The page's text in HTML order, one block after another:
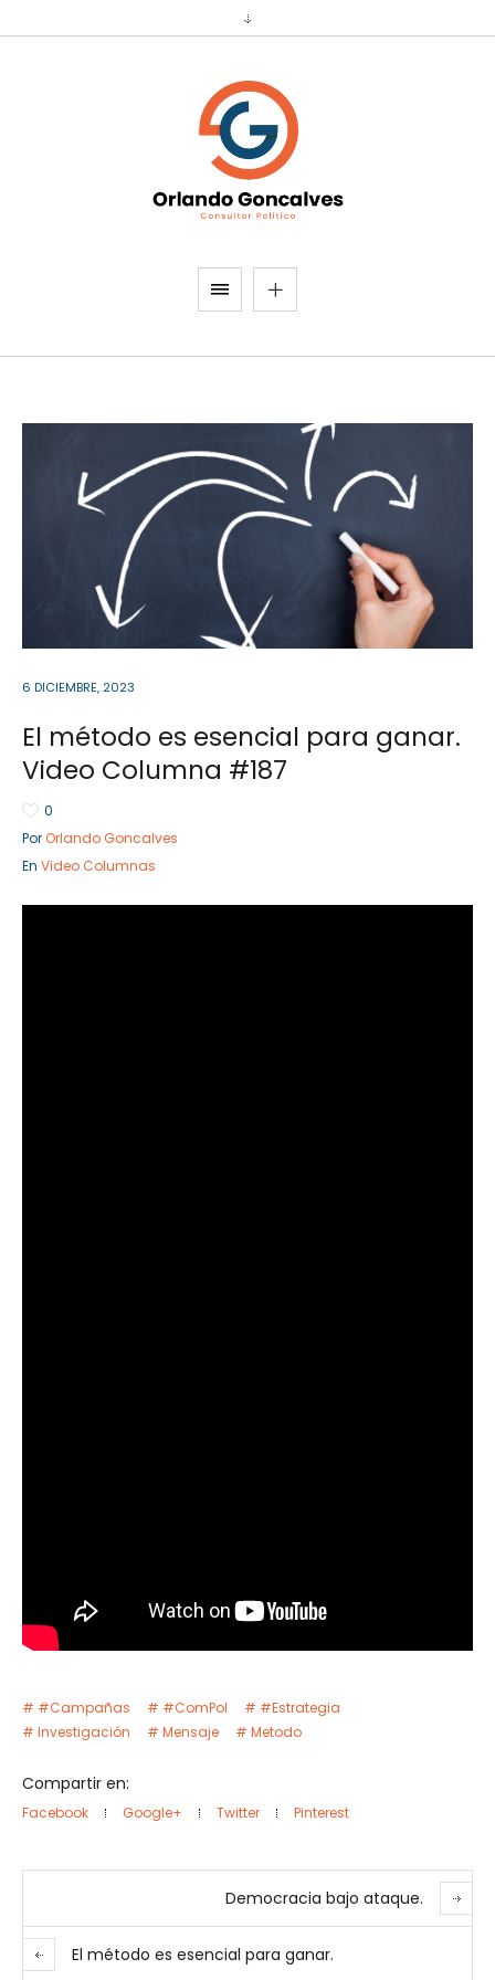
Sector Público Empresa Privada
6 DICIEMBRE, 2023
El método es esencial para ganar.
Video Columna #187
0
Por Orlando Goncalves
En Video Columnas
#Campañas #ComPol
#Estrategia
Investigación
Mensaje Metodo
Compartir en:
Facebook Google+ Twitter Pinterest
Democracia bajo ataque.
El método es esencial para ganar.